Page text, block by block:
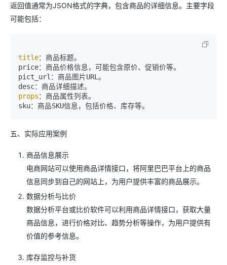
返回值通常为JSON格式的字典，包含商品的详细信息。主要字段
可能包括：
title：商品标题。
price：商品价格信息，可能包含原价、促销价等。
pict_url：商品图片URL。
props：商品属性列表。
五、实际应用案例
商品信息展示
电商网站可以使用商品详情接口，将阿里巴巴平台上的商品
信息同步到自己的网站上，为用户提供丰富的商品展示。
数据分析与比价
数据分析平台或比价软件可以利用商品详情接口，获取大量
商品信息，进行价格对比、趋势分析等操作，为用户提供有
价值的参考信息。
库存监控与补货